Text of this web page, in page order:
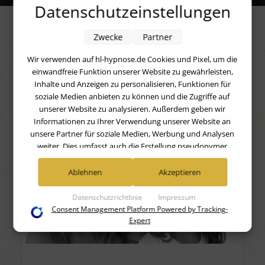
WIR BIETEN HYPNOSESITZUNGEN
ZU FOLGENDEN THEMEN AN
Datenschutzeinstellungen
Wir verwenden auf hl-hypnose.de Cookies und Pixel, um die
einwandfreie Funktion unserer Website zu gewährleisten,
Inhalte und Anzeigen zu personalisieren, Funktionen für
soziale Medien anbieten zu können und die Zugriffe auf
unserer Website zu analysieren. Außerdem geben wir
Informationen zu Ihrer Verwendung unserer Website an
unsere Partner für soziale Medien, Werbung und Analysen
weiter. Dies umfasst auch die Erstellung pseudonymer
Nutzungsprofile. Unsere Partner (Google Advertising
Products) führen diese Informationen möglicherweise mit
weiteren Daten zusammen, die Sie ihnen bereitgestellt haben
(bspw. anhand eines persönlichen Accounts) oder welche sie
im Rahmen Ihrer Nutzung der Dienste gesammelt haben
(bspw. Nutzungsdaten anderer Geräte). Ihre Einwilligung zur
Nutzung von Cookies und Pixeln können Sie jederzeit
widerrufen, indem Sie auf den Datenschutz-Button links
Datenschutzrichtlinie Impressum
Zwecke Partner
Ablehnen Akzeptieren
Consent Management Platform Powered by Tracking-
Expert